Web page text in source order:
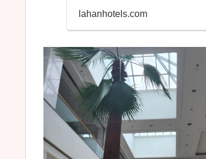
lahanhotels.com